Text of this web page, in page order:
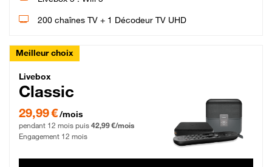
200 chaînes TV + 1 Décodeur TV UHD
Meilleur choix
Livebox Classic Fibre
Livebox
Classic
29,99 € par mois pendant 12 mois puis 42,99 € par mois, Engagement 12 mois
29,99 €/mois
pendant 12 mois puis 42,99 €/mois
Engagement 12 mois